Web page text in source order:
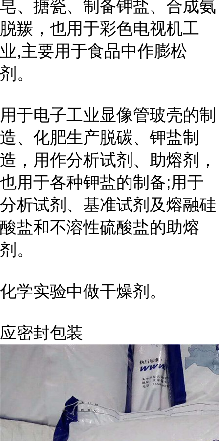
皂、搪瓷、制备钾盐、合成氨
脱羰，也用于彩色电视机工
业,主要用于食品中作膨松
剂。
用于电子工业显像管玻壳的制
造、化肥生产脱碳、钾盐制
造，用作分析试剂、助熔剂，
也用于各种钾盐的制备;用于
分析试剂、基准试剂及熔融硅
酸盐和不溶性硫酸盐的助熔
剂。
化学实验中做干燥剂。
应密封包装